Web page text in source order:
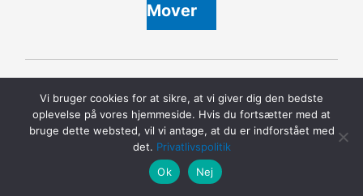
Mover
Alde specialist værksted udskifter
glykol med specielt Alde udstyr
Vi bruger cookies for at sikre, at vi giver dig den bedste
oplevelse på vores hjemmeside. Hvis du fortsætter med at
bruge dette websted, vil vi antage, at du er indforstået med
det. Privatlivspolitik
Ok
Nej